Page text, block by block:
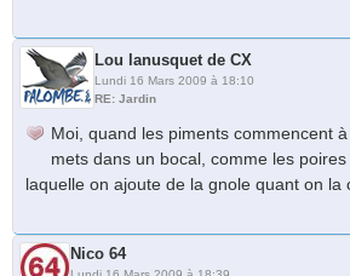
Lou lanusquet de CX
Lundi 16 Mars 2009 à 18:10
RE: Jardin
Moi, quand les piments commencent
mets dans un bocal, comme les
laquelle on ajoute de la gnole quant on la
Nico 64